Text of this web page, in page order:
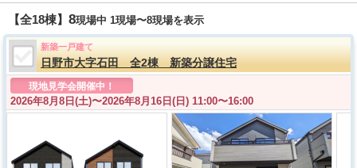
【全18棟】 8現場中 1現場〜8現場を表示
新築一戸建て
日野市大字石田 全2棟 新築分譲住宅
現地見学会開催中！
2026年8月8日(土)〜2026年8月16日(日) 11:00〜16:00